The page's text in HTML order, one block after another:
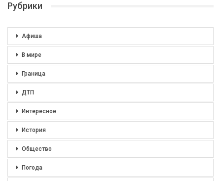
Рубрики
Афиша
В мире
Граница
ДТП
Интересное
История
Общество
Погода